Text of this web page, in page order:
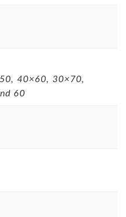
40×60, 30×70,
60